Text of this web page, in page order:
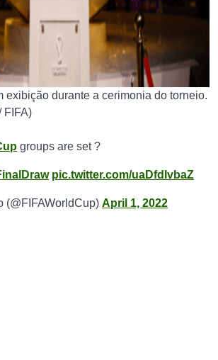
exibição durante a cerimonia do torneio.
FIFA)
groups are set ?
pic.twitter.com/uaDfdIvbaZ
(@FIFAWorldCup) April 1, 2022